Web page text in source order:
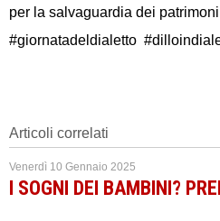
per la salvaguardia dei
#giornatadeldialetto
Articoli correlati
Venerdì 10 Gennaio 2025
I SOGNI DEI BAMBINI?